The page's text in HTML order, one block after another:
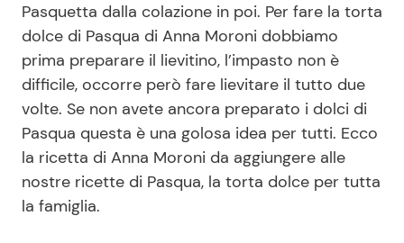
Salute
Viaggi e Turismo
Festività
Ricette Facili e Veloci
Ricette Feste
Ricette per Bambini
Seguici
Pasquetta dalla colazione in poi. Per fare la torta
dolce di Pasqua di Anna Moroni dobbiamo
prima preparare il lievitino, l’impasto non è
difficile, occorre però fare lievitare il tutto due
volte. Se non avete ancora preparato i dolci di
Pasqua questa è una golosa idea per tutti. Ecco
la ricetta di Anna Moroni da aggiungere alle
nostre ricette di Pasqua, la torta dolce per tutta
la famiglia.